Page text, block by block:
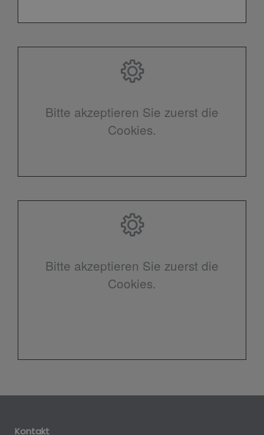
Bitte akzeptieren Sie zuerst die
Cookies.
Bitte akzeptieren Sie zuerst die
Cookies.
Kontakt